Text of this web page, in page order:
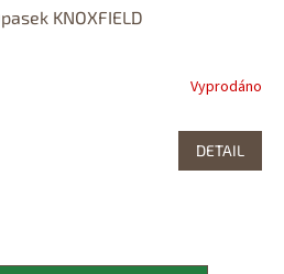
KNOXFIELD
Vyprodáno
DETAIL